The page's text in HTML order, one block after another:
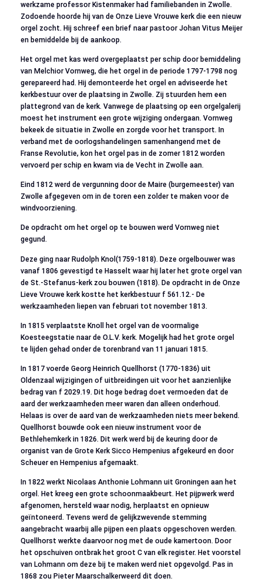
werkzame professor Kistenmaker had familiebanden in Zwolle.
Zodoende hoorde hij van de Onze Lieve Vrouwe kerk die een nieuw
orgel zocht. Hij schreef een brief naar pastoor Johan Vitus Meijer
en bemiddelde bij de aankoop.
Het orgel met kas werd overgeplaatst per schip door bemiddeling
van Melchior Vornweg, die het orgel in de periode 1797-1798 nog
gerepareerd had. Hij demonteerde het orgel en adviseerde het
kerkbestuur over de plaatsing in Zwolle. Zij stuurden hem een
plattegrond van de kerk. Vanwege de plaatsing op een orgelgalerij
moest het instrument een grote wijziging ondergaan. Vornweg
bekeek de situatie in Zwolle en zorgde voor het transport. In
verband met de oorlogshandelingen samenhangend met de
Franse Revolutie, kon het orgel pas in de zomer 1812 worden
vervoerd per schip en kwam via de Vecht in Zwolle aan.
Eind 1812 werd de vergunning door de Maire (burgemeester) van
Zwolle afgegeven om in de toren een zolder te maken voor de
windvoorziening.
De opdracht om het orgel op te bouwen werd Vornweg niet
gegund.
Deze ging naar Rudolph Knol(1759-1818). Deze orgelbouwer was
vanaf 1806 gevestigd te Hasselt waar hij later het grote orgel van
de St.-Stefanus-kerk zou bouwen (1818). De opdracht in de Onze
Lieve Vrouwe kerk kostte het kerkbestuur f 561.12.- De
werkzaamheden liepen van februari tot november 1813.
In 1815 verplaatste Knoll het orgel van de voormalige
Koesteegstatie naar de O.L.V. kerk. Mogelijk had het grote orgel
te lijden gehad onder de torenbrand van 11 januari 1815.
In 1817 voerde Georg Heinrich Quellhorst (1770-1836) uit
Oldenzaal wijzigingen of uitbreidingen uit voor het aanzienlijke
bedrag van f 2029.19. Dit hoge bedrag doet vermoeden dat de
aard der werkzaamheden meer waren dan alleen onderhoud.
Helaas is over de aard van de werkzaamheden niets meer bekend.
Quellhorst bouwde ook een nieuw instrument voor de
Bethlehemkerk in 1826. Dit werk werd bij de keuring door de
organist van de Grote Kerk Sicco Hempenius afgekeurd en door
Scheuer en Hempenius afgemaakt.
In 1822 werkt Nicolaas Anthonie Lohmann uit Groningen aan het
orgel. Het kreeg een grote schoonmaakbeurt. Het pijpwerk werd
afgenomen, hersteld waar nodig, herplaatst en opnieuw
geïntoneerd. Tevens werd de gelijkzwevende stemming
aangebracht waarbij alle pijpen een plaats opgeschoven werden.
Quellhorst werkte daarvoor nog met de oude kamertoon. Door
het opschuiven ontbrak het groot C van elk register. Het voorstel
van Lohmann om deze bij te maken werd niet opgevolgd. Pas in
1868 zou Pieter Maarschalkerweerd dit doen.